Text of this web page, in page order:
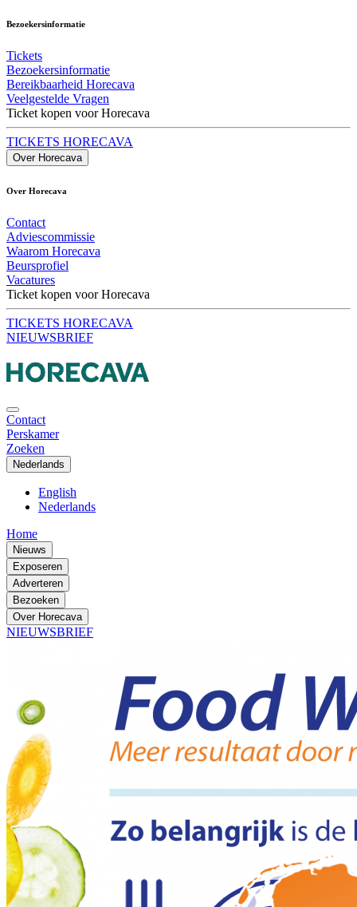
Bezoekersinformatie
Tickets
Bezoekersinformatie
Bereikbaarheid Horecava
Veelgestelde Vragen
Ticket kopen voor Horecava
TICKETS HORECAVA
Over Horecava
Over Horecava
Contact
Adviescommissie
Waarom Horecava
Beursprofiel
Vacatures
Ticket kopen voor Horecava
TICKETS HORECAVA
NIEUWSBRIEF
Contact
Perskamer
Zoeken
Nederlands
English
Nederlands
Home
Nieuws
Exposeren
Adverteren
Bezoeken
Over Horecava
NIEUWSBRIEF